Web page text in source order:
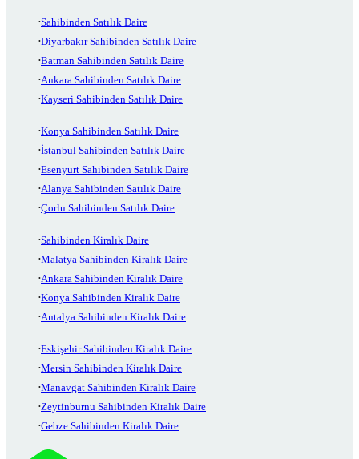
Sahibinden Satılık Daire
Diyarbakır Sahibinden Satılık Daire
Batman Sahibinden Satılık Daire
Ankara Sahibinden Satılık Daire
Kayseri Sahibinden Satılık Daire
Konya Sahibinden Satılık Daire
İstanbul Sahibinden Satılık Daire
Esenyurt Sahibinden Satılık Daire
Alanya Sahibinden Satılık Daire
Çorlu Sahibinden Satılık Daire
Sahibinden Kiralık Daire
Malatya Sahibinden Kiralık Daire
Ankara Sahibinden Kiralık Daire
Konya Sahibinden Kiralık Daire
Antalya Sahibinden Kiralık Daire
Eskişehir Sahibinden Kiralık Daire
Mersin Sahibinden Kiralık Daire
Manavgat Sahibinden Kiralık Daire
Zeytinburnu Sahibinden Kiralık Daire
Gebze Sahibinden Kiralık Daire